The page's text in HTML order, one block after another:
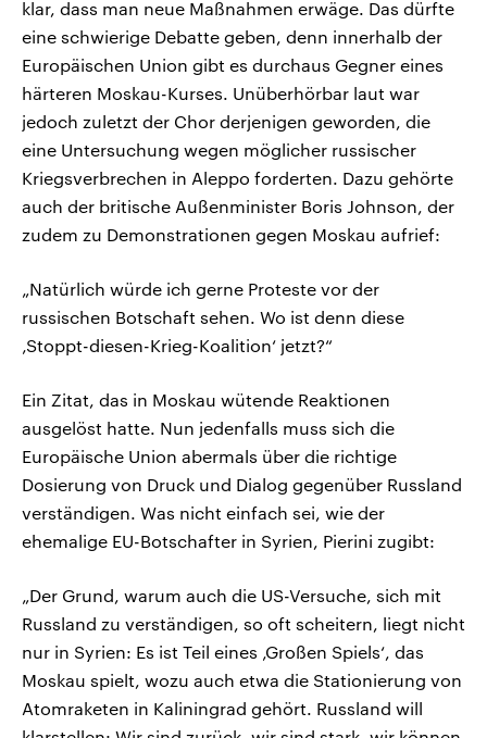
klar, dass man neue Maßnahmen erwäge. Das dürfte
eine schwierige Debatte geben, denn innerhalb der
Europäischen Union gibt es durchaus Gegner eines
härteren Moskau-Kurses. Unüberhörbar laut war
jedoch zuletzt der Chor derjenigen geworden, die
eine Untersuchung wegen möglicher russischer
Kriegsverbrechen in Aleppo forderten. Dazu gehörte
auch der britische Außenminister Boris Johnson, der
zudem zu Demonstrationen gegen Moskau aufrief:
„Natürlich würde ich gerne Proteste vor der
russischen Botschaft sehen. Wo ist denn diese
‚Stoppt-diesen-Krieg-Koalition‘ jetzt?“
Ein Zitat, das in Moskau wütende Reaktionen
ausgelöst hatte. Nun jedenfalls muss sich die
Europäische Union abermals über die richtige
Dosierung von Druck und Dialog gegenüber Russland
verständigen. Was nicht einfach sei, wie der
ehemalige EU-Botschafter in Syrien, Pierini zugibt:
„Der Grund, warum auch die US-Versuche, sich mit
Russland zu verständigen, so oft scheitern, liegt nicht
nur in Syrien: Es ist Teil eines ‚Großen Spiels‘, das
Moskau spielt, wozu auch etwa die Stationierung von
Atomraketen in Kaliningrad gehört. Russland will